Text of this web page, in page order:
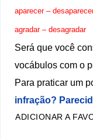
aparecer –
agradar – desagradar
Será que você
vocábulos com o
Para praticar um
infração?
ADICIONAR A